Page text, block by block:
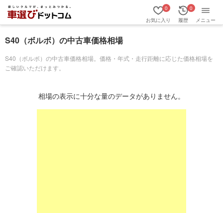
お気に入り
0
履歴
0
メニュー
S40（ボルボ）の中古車価格相場
S40（ボルボ）の中古車価格相場。価格・年式・走行距離に応じた価格相場を
ご確認いただけます。
相場の表示に十分な量のデータがありません。